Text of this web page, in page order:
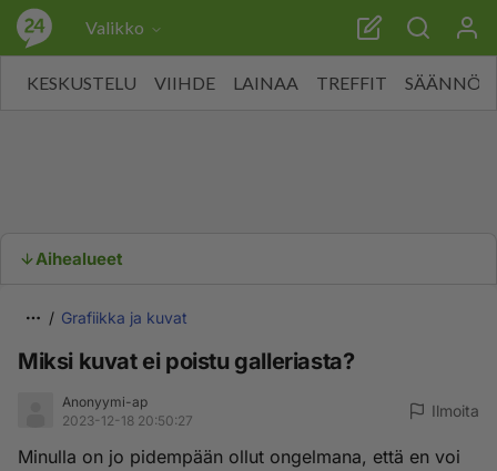
Valikko
KESKUSTELU VIIHDE LAINAA TREFFIT SÄÄNNÖT
Aihealueet
Grafiikka ja kuvat
Miksi kuvat ei poistu galleriasta?
Anonyymi-ap
2023-12-18 20:50:27
Ilmoita
Minulla on jo pidempään ollut ongelmana, että en voi